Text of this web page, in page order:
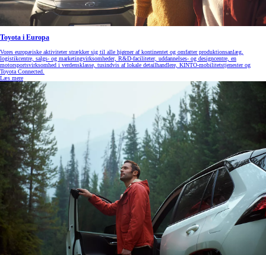
Toyota i Europa
Vores europæiske aktiviteter strækker sig til alle hjørner af kontinentet og omfatter produktionsanlæg,
logistikcentre, salgs- og marketingvirksomheder, R&D-faciliteter, uddannelses- og designcentre, en
motorsportsvirksomhed i verdensklasse, tusindvis af lokale detailhandlere, KINTO-mobilitetstjenester og
Toyota Connected.
Læs mere